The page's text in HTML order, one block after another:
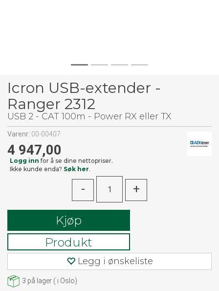
Icron USB-extender -
Ranger 2312
USB 2 - CAT 100m - Power RX eller TX
Varenr: 00-00407
4 947,00
Logg inn for å se dine nettopriser.
Ikke kunde enda? Søk her.
- +
Kjøp
Produkt
Legg i ønskeliste
3 på lager ( i Oslo)